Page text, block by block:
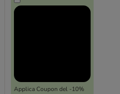
Applica Coupon del -10%